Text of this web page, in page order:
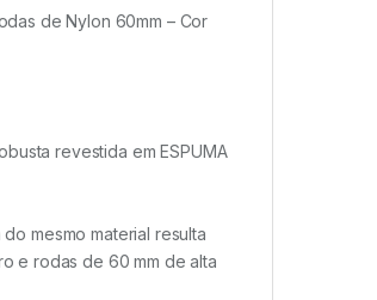
de Nylon 60mm – Cor
revestida em ESPUMA
mesmo material resulta
e rodas de 60 mm de alta